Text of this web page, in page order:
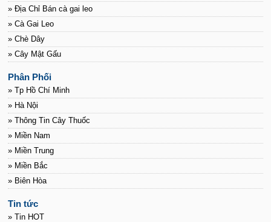
» Địa Chỉ Bán cà gai leo
» Cà Gai Leo
» Chè Dây
» Cây Mật Gấu
Phân Phối
» Tp Hồ Chí Minh
» Hà Nội
» Thông Tin Cây Thuốc
» Miền Nam
» Miền Trung
» Miền Bắc
» Biên Hòa
Tin tức
» Tin HOT